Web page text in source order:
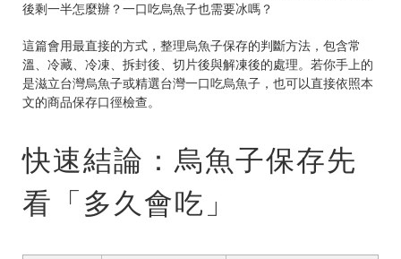
後剩一半怎麼辦？一口吃烏魚子也需要冰嗎？
這篇會用最直接的方式，整理烏魚子保存的判斷方法，包含常
溫、冷藏、冷凍、拆封後、切片後與解凍後的處理。若你手上的
是滋立台灣烏魚子或精選台灣一口吃烏魚子，也可以直接依照本
文的商品保存口徑檢查。
快速結論：烏魚子保存先
看「多久會吃」